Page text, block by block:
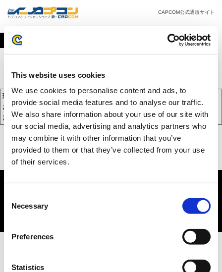
This website uses cookies
We use cookies to personalise content and ads, to
provide social media features and to analyse our traffic.
We also share information about your use of our site with
our social media, advertising and analytics partners who
may combine it with other information that you’ve
provided to them or that they’ve collected from your use
of their services.
Selection
Necessary
Preferences
Statistics
CAPCOM公式通販サイト
カート
現在、カートには商品が入っておりません。
お買い物を続けるには下の 「お買い物を続ける」 をクリックしてく
ださい。